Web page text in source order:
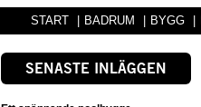
START BADRUM BYGG
SENASTE INLÄGGEN